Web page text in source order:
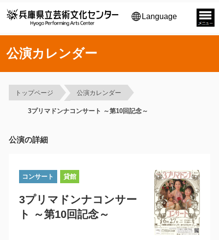
Language
公演カレンダー
トップページ 公演カレンダー
3プリマドンナコンサート ～第10回記念～
公演の詳細
コンサート 貸館
3プリマドンナコンサー
ト ～第10回記念～